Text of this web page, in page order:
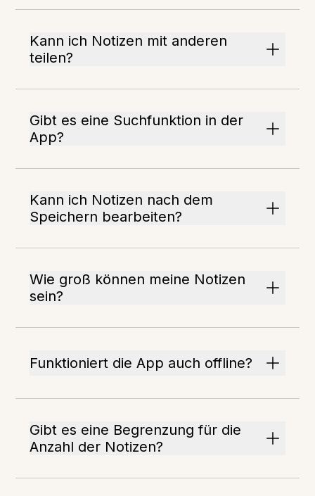
Kann ich Notizen mit anderen
teilen?
Gibt es eine Suchfunktion in der
App?
Kann ich Notizen nach dem
Speichern bearbeiten?
Wie groß können meine Notizen
sein?
Funktioniert die App auch offline?
Gibt es eine Begrenzung für die
Anzahl der Notizen?